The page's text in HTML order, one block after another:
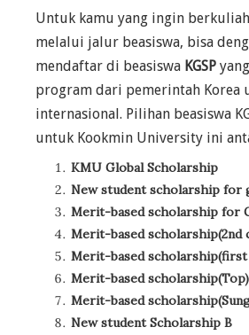
Untuk kamu yang ingin
melalui jalur beasiswa, bisa
mendaftar di beasiswa KGSP
program dari pemerintah Korea
internasional. Pilihan beasiswa
untuk Kookmin University ini
KMU Global Scholarship
New student scholarship for
Merit-based scholarship for
Merit-based scholarship(2nd
Merit-based scholarship(first
Merit-based scholarship(Top)
Merit-based
New student Scholarship B